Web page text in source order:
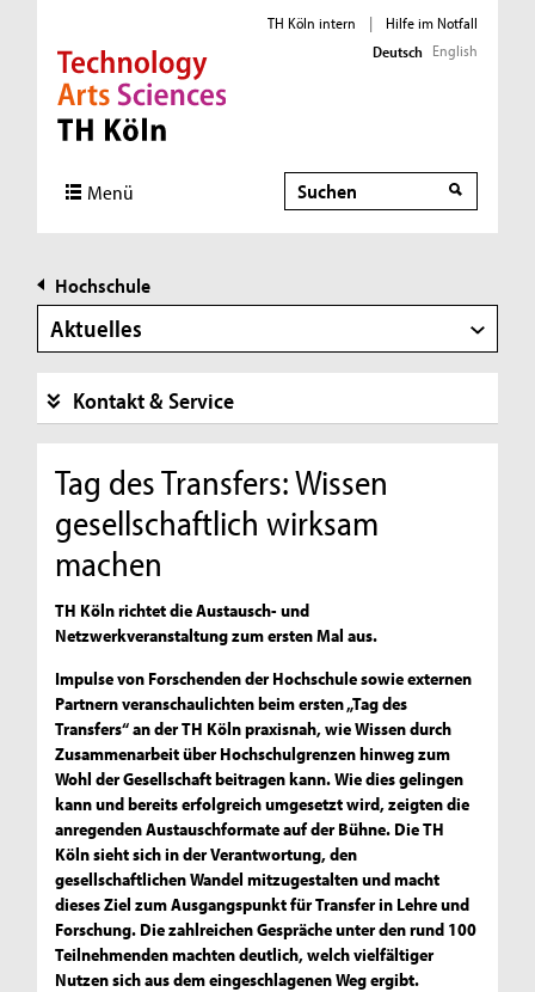
Direkt zur Hauptnavigation
Direkt zur Subnavigation
Direkt zum Inhalt
Direkt zum Fußbereich
TH Köln intern |
Hilfe im Notfall
Deutsch English
Menü Suche
Hochschule
Aktuelles
Kontakt & Service
Tag des Transfers: Wissen
gesellschaftlich wirksam
machen
TH Köln richtet die Austausch- und
Netzwerkveranstaltung zum ersten Mal aus.
Impulse von Forschenden der Hochschule sowie externen
Partnern veranschaulichten beim ersten „Tag des
Transfers“ an der TH Köln praxisnah, wie Wissen durch
Zusammenarbeit über Hochschulgrenzen hinweg zum
Wohl der Gesellschaft beitragen kann. Wie dies gelingen
kann und bereits erfolgreich umgesetzt wird, zeigten die
anregenden Austauschformate auf der Bühne. Die TH
Köln sieht sich in der Verantwortung, den
gesellschaftlichen Wandel mitzugestalten und macht
dieses Ziel zum Ausgangspunkt für Transfer in Lehre und
Forschung. Die zahlreichen Gespräche unter den rund 100
Teilnehmenden machten deutlich, welch vielfältiger
Nutzen sich aus dem eingeschlagenen Weg ergibt.